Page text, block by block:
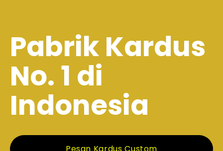
Pabrik Kardus
No. 1 di
Indonesia
Pesan Kardus Custom